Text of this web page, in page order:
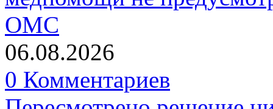
ОМС
06.08.2026
0 Комментариев